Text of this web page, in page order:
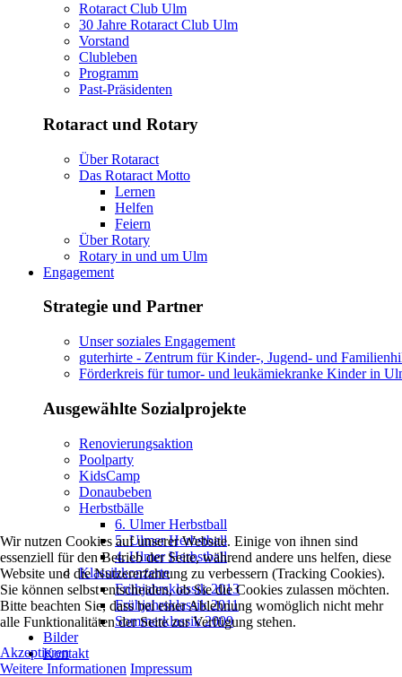
Rotaract Club Ulm
30 Jahre Rotaract Club Ulm
Vorstand
Clubleben
Programm
Past-Präsidenten
Rotaract und Rotary
Über Rotaract
Das Rotaract Motto
Lernen
Helfen
Feiern
Über Rotary
Rotary in und um Ulm
Engagement
Strategie und Partner
Unser soziales Engagement
guterhirte - Zentrum für Kinder-, Jugend- und
Förderkreis für tumor- und leukämiekranke Kinder in
Ausgewählte Sozialprojekte
Renovierungsaktion
Poolparty
KidsCamp
Donaubeben
Herbstbälle
6. Ulmer Herbstball
5. Ulmer Herbstball
4. Ulmer Herbstball
Klassikkonzerte
Frühjahrsklassik 2013
Frühjahrsklassik 2011
Sommerklassik 2009
Bilder
Kontakt
Wir nutzen Cookies auf unserer Website. Einige von ihnen sind
essenziell für den Betrieb der Seite, während andere uns helfen, diese
Website und die Nutzererfahrung zu verbessern (Tracking Cookies).
Sie können selbst entscheiden, ob Sie die Cookies zulassen möchten.
Bitte beachten Sie, dass bei einer Ablehnung womöglich nicht mehr
alle Funktionalitäten der Seite zur Verfügung stehen.
Akzeptieren
Weitere Informationen Impressum